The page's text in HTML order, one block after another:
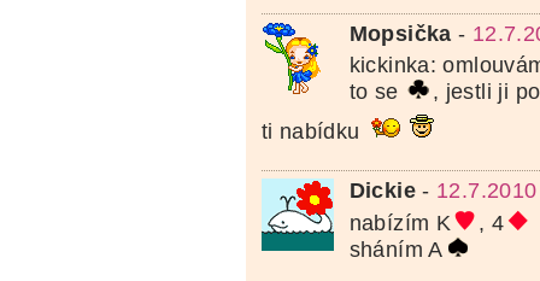
Mopsička -
kickinka:
to se
, jestli ji
ti nabídku
Dickie-
nabízím K
, 4
sháním A